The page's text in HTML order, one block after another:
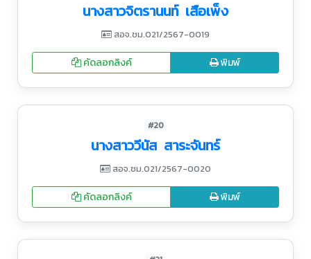
นางสาวจิตรานนท์ เสือเพ็ง
สอจ.ชม.021/2567-0019
คัดลอกลิงค์ พิมพ์
#20
นางสาววีนัส สาระจันทร์
สอจ.ชม.021/2567-0020
คัดลอกลิงค์ พิมพ์